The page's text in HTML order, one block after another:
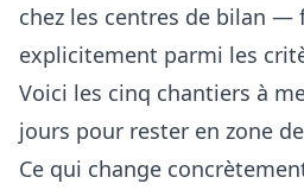
chez les centres de bilan —
explicitement parmi les
Voici les cinq chantiers à
jours pour rester en zone
Ce qui change